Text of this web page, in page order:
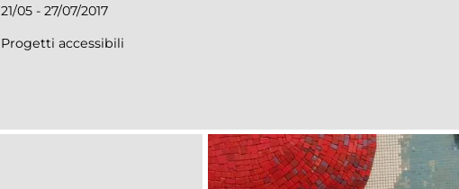
21/05 - 27/07/2017
Progetti accessibili